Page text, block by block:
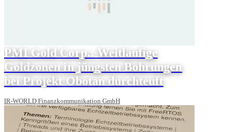
PMI Gold Corp.: Weitläufige
Goldzonen in jüngsten Bohrungen
bei Projekt Obotan durchteuft
IR-WORLD Finanzkommunikation GmbH